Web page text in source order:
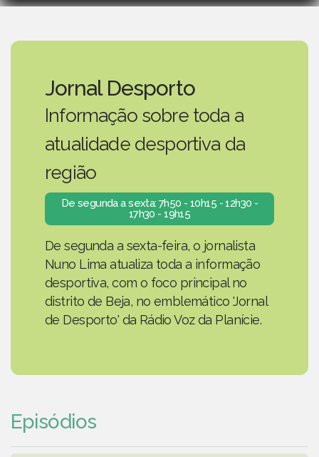
Jornal Desporto
Informação sobre toda a
atualidade desportiva da
região
De segunda a sexta: 7h50 - 10h15 - 12h30 -
17h30 - 19h15
De segunda a sexta-feira, o jornalista
Nuno Lima atualiza toda a informação
desportiva, com o foco principal no
distrito de Beja, no emblemático 'Jornal
de Desporto' da Rádio Voz da Planície.
Episódios